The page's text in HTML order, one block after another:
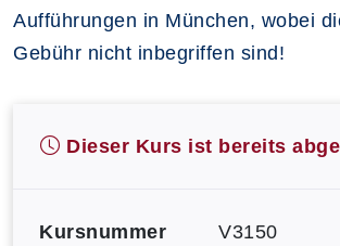
Aufführungen in München, wobei
Gebühr nicht inbegriffen sind!
Dieser Kurs ist bereits
Kursnummer V3150